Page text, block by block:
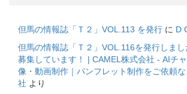
但馬の情報誌「Ｔ２」VOL.113 を発行 に D
但馬の情報誌「Ｔ２」VOL.116を発行しまし
募集しています！ | CAMEL株式会社 - AIチ
像・動画制作｜パンフレット制作をご依頼
社 より